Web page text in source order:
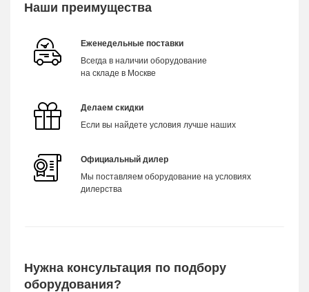
Наши преимущества
Еженедельные поставки
Всегда в наличии оборудование
на складе в Москве
Делаем скидки
Если вы найдете условия лучше наших
Официальный дилер
Мы поставляем оборудование на условиях
дилерства
Нужна консультация по подбору
оборудования?